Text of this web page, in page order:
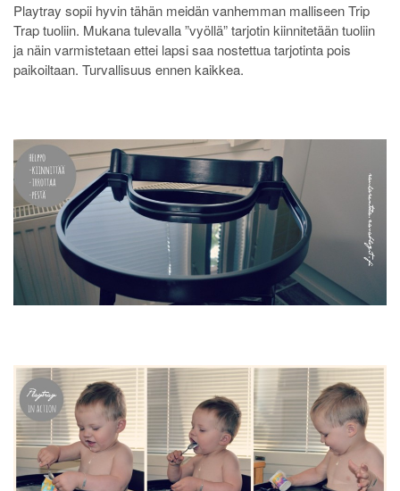
Playtray sopii hyvin tähän meidän vanhemman malliseen Trip
Trap tuoliin. Mukana tulevalla ”vyöllä” tarjotin kiinnitetään tuoliin
ja näin varmistetaan ettei lapsi saa nostettua tarjotinta pois
paikoiltaan. Turvallisuus ennen kaikkea.